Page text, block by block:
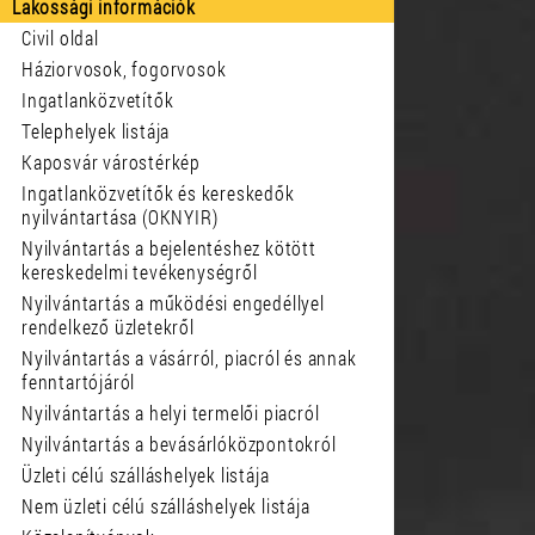
Lakossági információk
Civil oldal
Háziorvosok, fogorvosok
Ingatlanközvetítők
Telephelyek listája
Kaposvár várostérkép
Ingatlanközvetítők és kereskedők
nyilvántartása (OKNYIR)
Nyilvántartás a bejelentéshez kötött
kereskedelmi tevékenységről
Nyilvántartás a működési engedéllyel
rendelkező üzletekről
Nyilvántartás a vásárról, piacról és annak
fenntartójáról
Nyilvántartás a helyi termelői piacról
Nyilvántartás a bevásárlóközpontokról
Üzleti célú szálláshelyek listája
Nem üzleti célú szálláshelyek listája